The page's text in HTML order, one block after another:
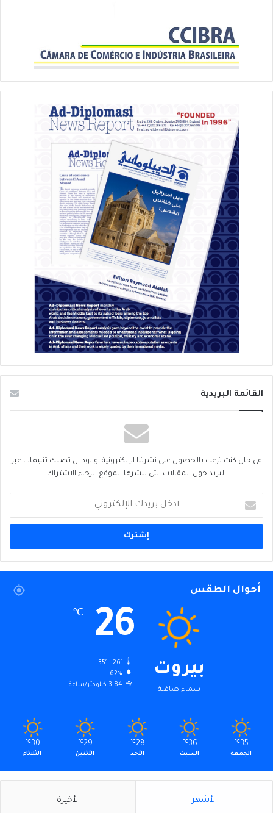
القائمة البريدية
في حال كنت ترغب بالحصول على نشرتنا الإلكترونية او تود ان تصلك تنبيهات عبر
البريد حول المقالات التي ينشرها الموقع الرجاء الاشتراك
بريدك
الإلكتروني
أحوال الطقس
بيروت
سماء صافية
26
℃
35º - 26º
62%
3.84 كيلومتر/ساعة
35
℃
الجمعة
36
℃
السبت
28
℃
الأحد
29
℃
الأثنين
30
℃
الثلاثاء
الأشهر الأخيرة